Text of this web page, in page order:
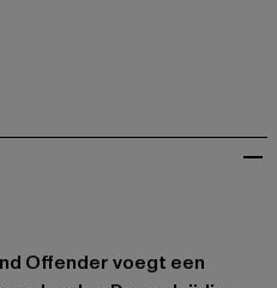
Offender voegt een